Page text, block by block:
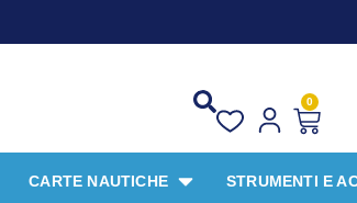
0
CARTE NAUTICHE STRUMENTI E